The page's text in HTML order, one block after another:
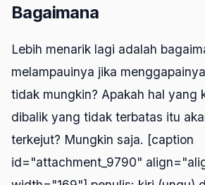
Bagaimana
Lebih menarik lagi adalah
melampauinya jika
tidak mungkin? Apakah hal yang
dibalik yang tidak terbatas itu
terkejut? Mungkin saja. [caption
id="attachment_9790"